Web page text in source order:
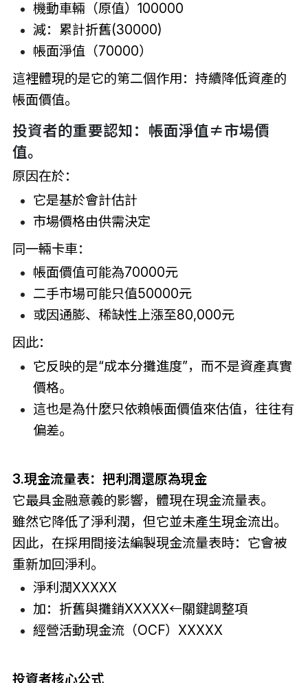
機動車輛（原值）100000
減：累計折舊(30000)
帳面淨值（70000）
這裡體現的是它的第二個作用：持續降低資產的
帳面價值。
投資者的重要認知：帳面淨值≠市場價
值。
原因在於：
它是基於會計估計
市場價格由供需決定
同一輛卡車：
帳面價值可能為70000元
二手市場可能只值50000元
或因通膨、稀缺性上漲至80,000元
因此：
它反映的是“成本分攤進度”，而不是資產真實
價格。
這也是為什麼只依賴帳面價值來估值，往往有
偏差。
3.現金流量表：把利潤還原為現金
它最具金融意義的影響，體現在現金流量表。
雖然它降低了淨利潤，但它並未產生現金流出。
因此，在採用間接法編製現金流量表時：它會被
重新加回淨利。
淨利潤XXXXX
加：折舊與攤銷XXXXX←關鍵調整項
經營活動現金流（OCF）XXXXX
投資者核心公式